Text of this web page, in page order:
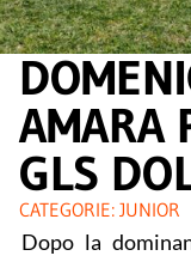
AMARA
GLS
CATEGORIE: JUNIOR
Dopo la